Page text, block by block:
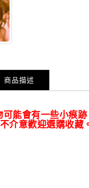
商品描述
能會有一些小痕
介意歡迎選購收藏